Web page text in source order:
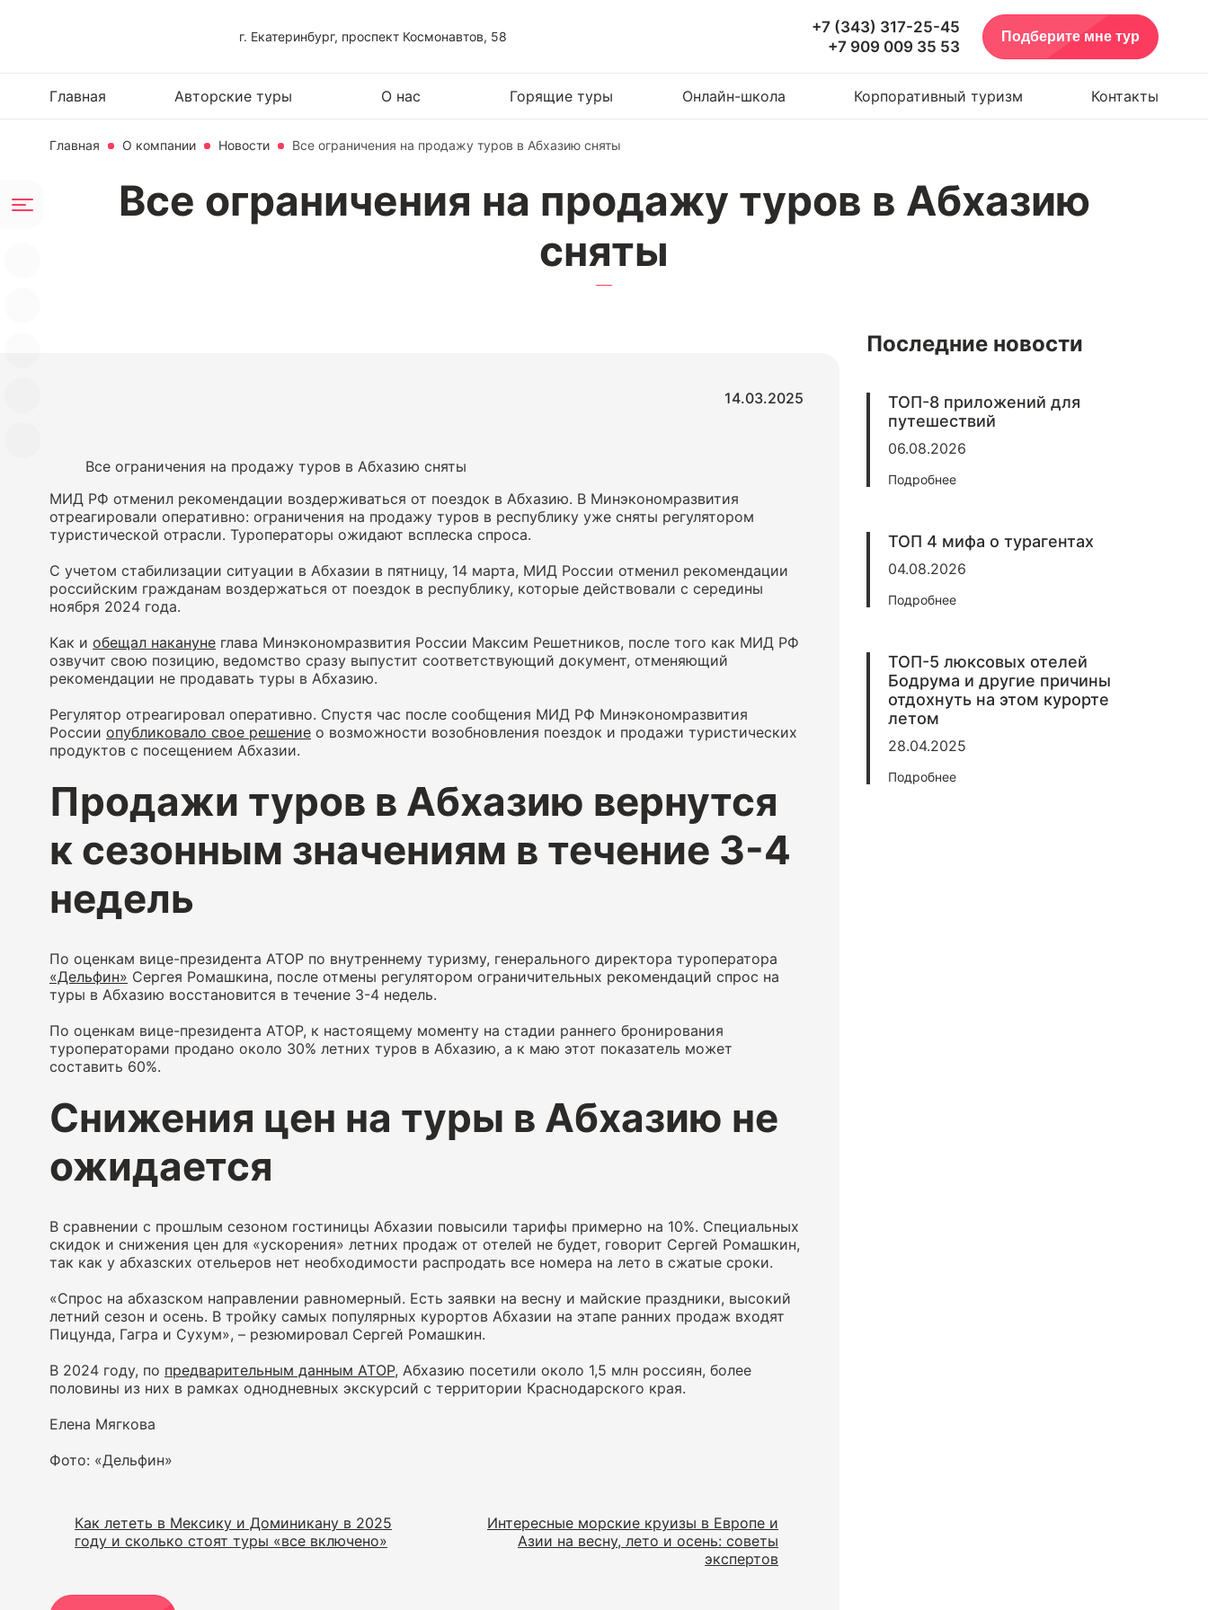
г. Екатеринбург, проспект Космонавтов, 58
+7 (343) 317-25-45
+7 909 009 35 53
Подберите мне тур
Главная Авторские туры О нас Горящие туры Онлайн-школа Корпоративный туризм Контакты
Главная О компании Новости Все ограничения на продажу туров в Абхазию сняты
Все ограничения на продажу туров в Абхазию
сняты
14.03.2025
Все ограничения на продажу туров в Абхазию сняты
МИД РФ отменил рекомендации воздерживаться от поездок в Абхазию. В Минэкономразвития
отреагировали оперативно: ограничения на продажу туров в республику уже сняты регулятором
туристической отрасли. Туроператоры ожидают всплеска спроса.
С учетом стабилизации ситуации в Абхазии в пятницу, 14 марта, МИД России отменил рекомендации
российским гражданам воздержаться от поездок в республику, которые действовали с середины
ноября 2024 года.
Как и обещал накануне глава Минэкономразвития России Максим Решетников, после того как МИД РФ
озвучит свою позицию, ведомство сразу выпустит соответствующий документ, отменяющий
рекомендации не продавать туры в Абхазию.
Регулятор отреагировал оперативно. Спустя час после сообщения МИД РФ Минэкономразвития
России опубликовало свое решение о возможности возобновления поездок и продажи туристических
продуктов с посещением Абхазии.
Продажи туров в Абхазию вернутся
к сезонным значениям в течение 3-4
недель
По оценкам вице-президента АТОР по внутреннему туризму, генерального директора туроператора
«Дельфин» Сергея Ромашкина, после отмены регулятором ограничительных рекомендаций спрос на
туры в Абхазию восстановится в течение 3-4 недель.
По оценкам вице-президента АТОР, к настоящему моменту на стадии раннего бронирования
туроператорами продано около 30% летних туров в Абхазию, а к маю этот показатель может
составить 60%.
Снижения цен на туры в Абхазию не
ожидается
В сравнении с прошлым сезоном гостиницы Абхазии повысили тарифы примерно на 10%. Специальных
скидок и снижения цен для «ускорения» летних продаж от отелей не будет, говорит Сергей Ромашкин,
так как у абхазских отельеров нет необходимости распродать все номера на лето в сжатые сроки.
«Спрос на абхазском направлении равномерный. Есть заявки на весну и майские праздники, высокий
летний сезон и осень. В тройку самых популярных курортов Абхазии на этапе ранних продаж входят
Пицунда, Гагра и Сухум», – резюмировал Сергей Ромашкин.
В 2024 году, по предварительным данным АТОР, Абхазию посетили около 1,5 млн россиян, более
половины из них в рамках однодневных экскурсий с территории Краснодарского края.
Елена Мягкова
Фото: «Дельфин»
Как лететь в Мексику и Доминикану в 2025
году и сколько стоят туры «все включено»
Интересные морские круизы в Европе и
Азии на весну, лето и осень: советы
экспертов
Последние новости
ТОП-8 приложений для
путешествий
06.08.2026
Подробнее
ТОП 4 мифа о турагентах
04.08.2026
Подробнее
ТОП-5 люксовых отелей
Бодрума и другие причины
отдохнуть на этом курорте
летом
28.04.2025
Подробнее